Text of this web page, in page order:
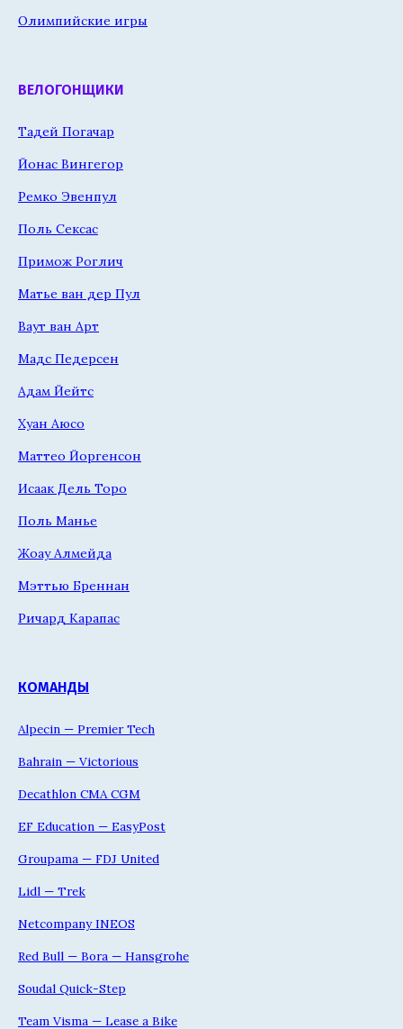
Олимпийские игры
ВЕЛОГОНЩИКИ
Тадей Погачар
Йонас Вингегор
Ремко Эвенпул
Поль Сексас
Примож Роглич
Матье ван дер Пул
Ваут ван Арт
Мадс Педерсен
Адам Йейтс
Хуан Аюсо
Маттео Йоргенсон
Исаак Дель Торо
Поль Манье
Жоау Алмейда
Мэттью Бреннан
Ричард Карапас
КОМАНДЫ
Alpecin — Premier Tech
Bahrain — Victorious
Decathlon CMA CGM
EF Education — EasyPost
Groupama — FDJ United
Lidl — Trek
Netcompany INEOS
Red Bull — Bora — Hansgrohe
Soudal Quick-Step
Team Visma — Lease a Bike